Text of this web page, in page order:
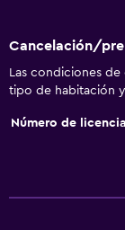
Cancelación/
Las condiciones
tipo de habitación
Número de